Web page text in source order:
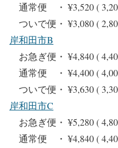
通常便 ・ ¥3,520 (
ついで便・ ¥3,080 (
岸和田市B
お急ぎ便・ ¥4,840 (
通常便 ・ ¥4,400 (
ついで便・ ¥3,630 (
岸和田市C
お急ぎ便・ ¥5,280 (
通常便 ・ ¥4,840 (